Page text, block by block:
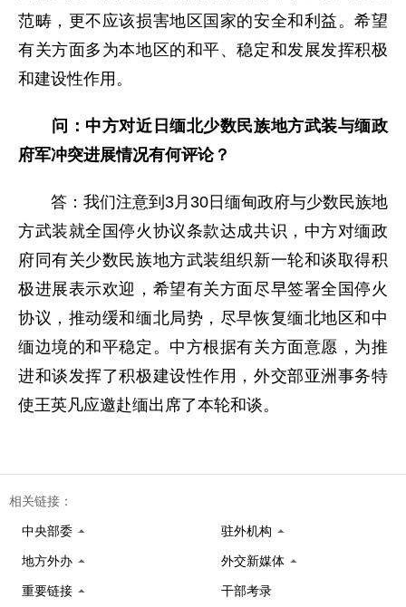
范畴，更不应该损害地区国家的安全和利益。希望
有关方面多为本地区的和平、稳定和发展发挥积极
和建设性作用。
问：中方对近日缅北少数民族地方武装与缅政
府军冲突进展情况有何评论？
答：我们注意到3月30日缅甸政府与少数民族地
方武装就全国停火协议条款达成共识，中方对缅政
府同有关少数民族地方武装组织新一轮和谈取得积
极进展表示欢迎，希望有关方面尽早签署全国停火
协议，推动缓和缅北局势，尽早恢复缅北地区和中
缅边境的和平稳定。中方根据有关方面意愿，为推
进和谈发挥了积极建设性作用，外交部亚洲事务特
使王英凡应邀赴缅出席了本轮和谈。
相关链接：
中央部委 驻外机构
地方外办 外交新媒体
重要链接 干部考录